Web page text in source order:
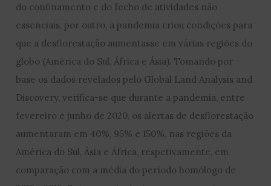
do confinamento e do fecho de atividades não
essenciais, por outro, a pandemia criou condições para
que a desflorestação aumentasse em várias regiões do
globo (América do Sul, África e Ásia). Tomando por
base os dados revelados pelo Global Land Analysis and
Discovery, verifica-se que durante a pandemia, entre
fevereiro e junho de 2020, os alertas de desflorestação
aumentaram em 40%, 95% e 150%, nas regiões da
América do Sul, Ásia e África, respetivamente, em
comparação com a média do período homólogo de